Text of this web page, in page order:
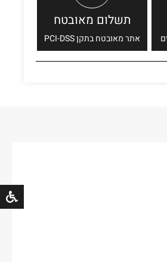
תשלום מאובטח
אתר מאובטח בתקן PCI-DSS